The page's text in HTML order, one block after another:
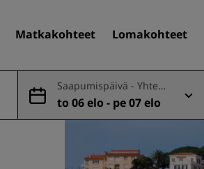
Matkakohteet Lomakohteet
Saapumispäivä - Yhtee
nveto
to 06 elo - pe 07 elo